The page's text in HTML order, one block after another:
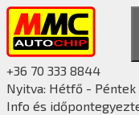
Kilépés
tartalomba
+36 70 333 8844
Nyitva: Hétfő - Péntek
Info és